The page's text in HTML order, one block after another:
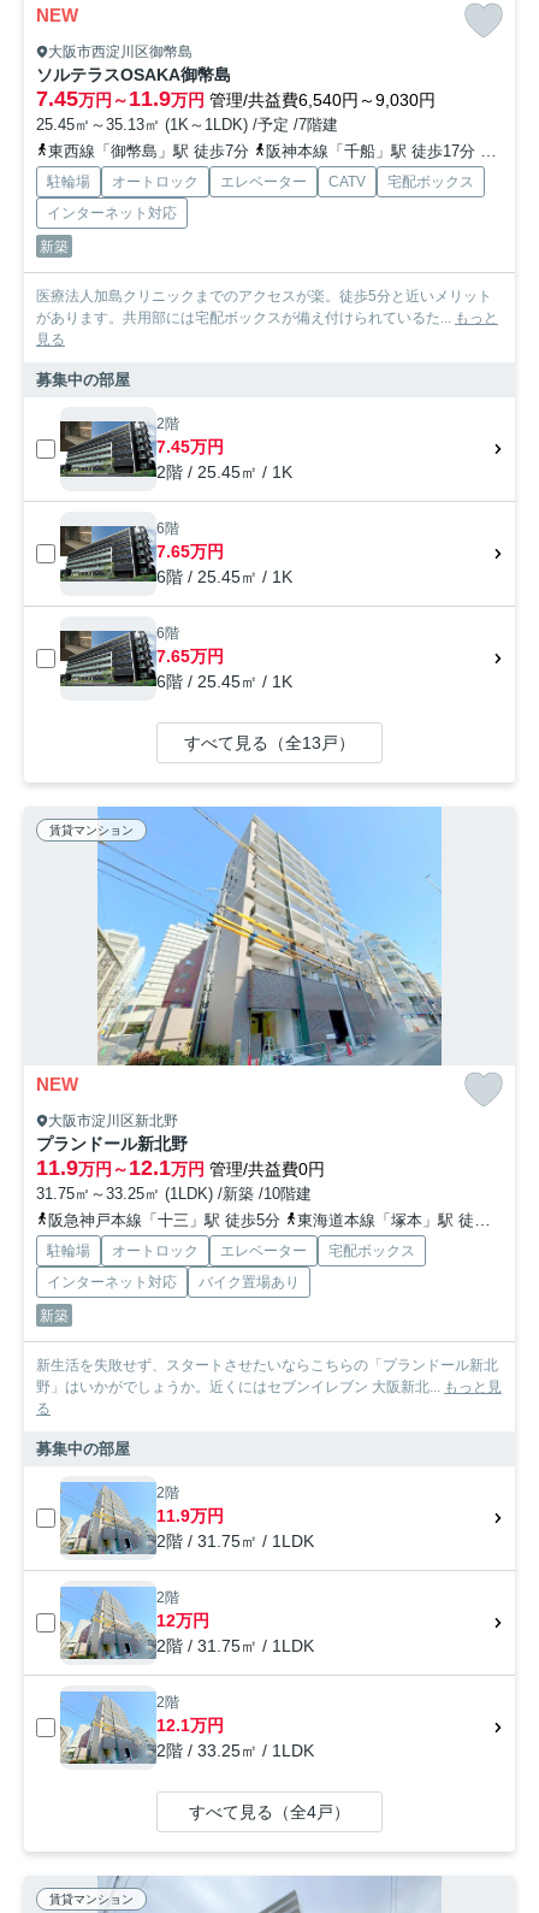
NEW
大阪市西淀川区御幣島
ソルテラスOSAKA御幣島
7.45万円～11.9万円 管理/共益費6,540円～9,030円
25.45㎡～35.13㎡ (1K～1LDK) /予定 /7階建
東西線「御幣島」駅 徒歩7分
阪神本線「千船」駅 徒歩17分 東西
駐輪場 オートロック エレベーター CATV
宅配ボックス
インターネット対応
新築
医療法人加島クリニックまでのアクセスが楽。徒歩5分と近いメリット
があります。共用部には宅配ボックスが備え付けられているた... もっと
見る
募集中の部屋
2階
7.45万円
2階 / 25.45㎡ / 1K
6階
7.65万円
6階 / 25.45㎡ / 1K
6階
7.65万円
6階 / 25.45㎡ / 1K
すべて見る（全13戸）
賃貸マンション
NEW
大阪市淀川区新北野
プランドール新北野
11.9万円～12.1万円 管理/共益費0円
31.75㎡～33.25㎡ (1LDK) /新築 /10階建
阪急神戸本線「十三」駅 徒歩5分
東海道本線「塚本」駅 徒歩18分
駐輪場 オートロック エレベーター
宅配ボックス
インターネット対応
バイク置場あり
新築
新生活を失敗せず、スタートさせたいならこちらの「プランドール新北
野」はいかがでしょうか。近くにはセブンイレブン 大阪新北... もっと見
る
募集中の部屋
2階
11.9万円
2階 / 31.75㎡ / 1LDK
2階
12万円
2階 / 31.75㎡ / 1LDK
2階
12.1万円
2階 / 33.25㎡ / 1LDK
すべて見る（全4戸）
賃貸マンション